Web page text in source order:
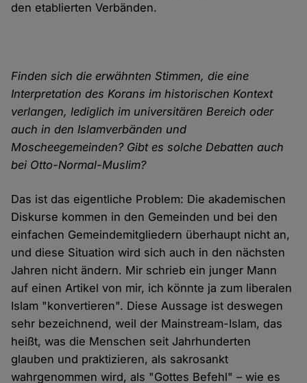
den etablierten Verbänden.
Finden sich die erwähnten Stimmen, die eine
Interpretation des Korans im historischen Kontext
verlangen, lediglich im universitären Bereich oder
auch in den Islamverbänden und
Moscheegemeinden? Gibt es solche Debatten auch
bei Otto-Normal-Muslim?
Das ist das eigentliche Problem: Die akademischen
Diskurse kommen in den Gemeinden und bei den
einfachen Gemeindemitgliedern überhaupt nicht an,
und diese Situation wird sich auch in den nächsten
Jahren nicht ändern. Mir schrieb ein junger Mann
auf einen Artikel von mir, ich könnte ja zum liberalen
Islam "konvertieren". Diese Aussage ist deswegen
sehr bezeichnend, weil der Mainstream-Islam, das
heißt, was die Menschen seit Jahrhunderten
glauben und praktizieren, als sakrosankt
wahrgenommen wird, als "Gottes Befehl" – wie es